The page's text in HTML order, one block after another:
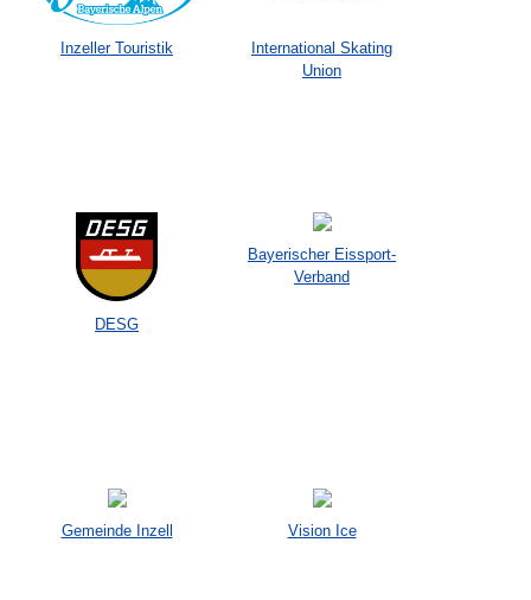
Inzeller Touristik
International Skating
Union
DESG
Bayerischer Eissport-
Verband
Gemeinde Inzell Vision Ice